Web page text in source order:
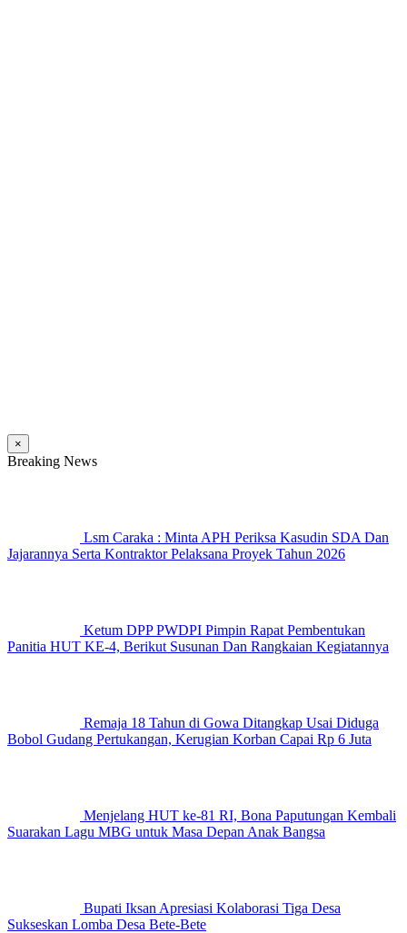
×
Breaking News
Lsm Caraka : Minta APH Periksa Kasudin SDA Dan
Jajarannya Serta Kontraktor Pelaksana Proyek Tahun 2026
Ketum DPP PWDPI Pimpin Rapat Pembentukan
Panitia HUT KE-4, Berikut Susunan Dan Rangkaian Kegiatannya
Remaja 18 Tahun di Gowa Ditangkap Usai Diduga
Bobol Gudang Pertukangan, Kerugian Korban Capai Rp 6 Juta
Menjelang HUT ke-81 RI, Bona Paputungan Kembali
Suarakan Lagu MBG untuk Masa Depan Anak Bangsa
Bupati Iksan Apresiasi Kolaborasi Tiga Desa
Sukseskan Lomba Desa Bete-Bete